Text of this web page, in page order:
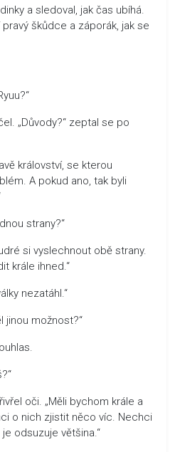
a sledoval, jak čas ubíhá.
škůdce a záporák, jak se
„Důvody?“ zeptal se po
království, se kterou
A pokud ano, tak byli
strany?“
si vyslechnout obě strany.
krále ihned.“
nezatáhl.“
jinou možnost?“
oči. „Měli bychom krále a
o nich zjistit něco víc. Nechci
odsuzuje většina.“